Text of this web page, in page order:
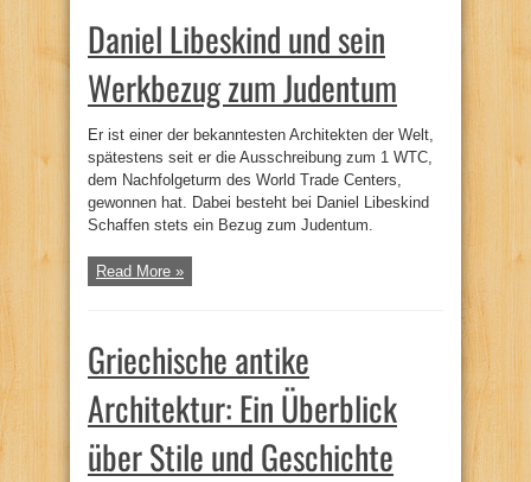
Daniel Libeskind und sein
Werkbezug zum Judentum
Er ist einer der bekanntesten Architekten der Welt,
spätestens seit er die Ausschreibung zum 1 WTC,
dem Nachfolgeturm des World Trade Centers,
gewonnen hat. Dabei besteht bei Daniel Libeskind
Schaffen stets ein Bezug zum Judentum.
Read More »
Griechische antike
Architektur: Ein Überblick
über Stile und Geschichte